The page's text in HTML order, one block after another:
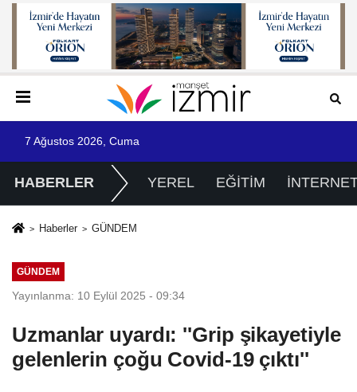
7 Ağustos 2026, Cuma
HABERLER YEREL EĞİTİM
Haberler GÜNDEM
GÜNDEM
Yayınlanma: 10 Eylül 2025 - 09:34
Uzmanlar uyardı: ''Grip şikayetiyle
gelenlerin çoğu Covid-19 çıktı''